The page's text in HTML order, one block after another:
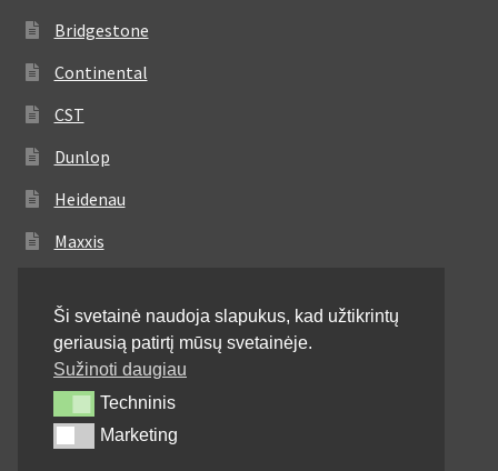
Bridgestone
Continental
CST
Dunlop
Heidenau
Maxxis
Michelin
Mitas
Pirelli
Shinko
Ši svetainė naudoja slapukus, kad užtikrintų
geriausią patirtį mūsų svetainėje.
Sužinoti daugiau
TechninisTechninis
MarketingMarketing